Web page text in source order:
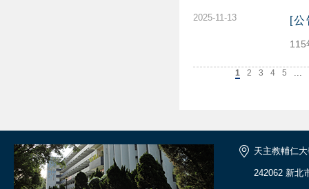
2025-11-13 [
115
1 2 3 4 5 ...
天主教輔仁
242062 新北